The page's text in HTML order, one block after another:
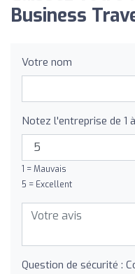
Business
Votre nom
Notez l'entreprise de 1
1 = Mauvais
5 = Excellent
Question de sécurité :